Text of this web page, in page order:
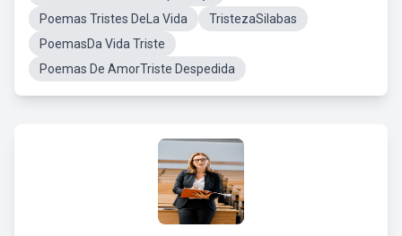
Poemas Tristes DeLa Vida
TristezaSilabas
PoemasDa Vida Triste
Poemas De AmorTriste Despedida